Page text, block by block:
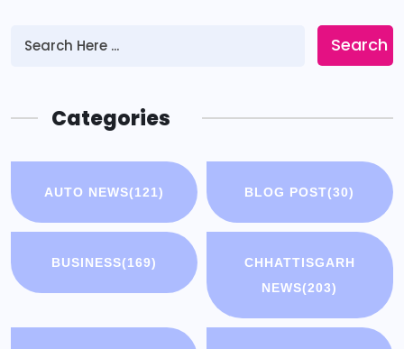
Search
Categories
AUTO NEWS(121) BLOG POST(30)
BUSINESS(169)
CHHATTISGARH
NEWS(203)